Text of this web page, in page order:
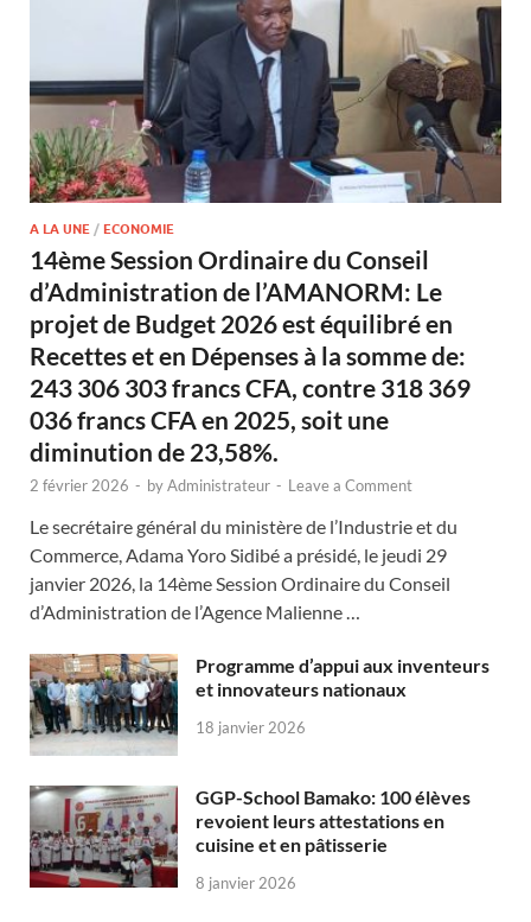
A LA UNE / ECONOMIE
14ème Session Ordinaire du Conseil
d’Administration de l’AMANORM: Le
projet de Budget 2026 est équilibré en
Recettes et en Dépenses à la somme de:
243 306 303 francs CFA, contre 318 369
036 francs CFA en 2025, soit une
diminution de 23,58%.
2 février 2026 - byAdministrateur - Leave a Comment
Le secrétaire général du ministère de l’Industrie et du
Commerce, Adama Yoro Sidibé a présidé, le jeudi 29
janvier 2026, la 14ème Session Ordinaire du Conseil
d’Administration de l’Agence Malienne …
Programme d’appui aux inventeurs
et innovateurs nationaux
18 janvier 2026
GGP-School Bamako: 100 élèves
revoient leurs attestations en
cuisine et en pâtisserie
8 janvier 2026